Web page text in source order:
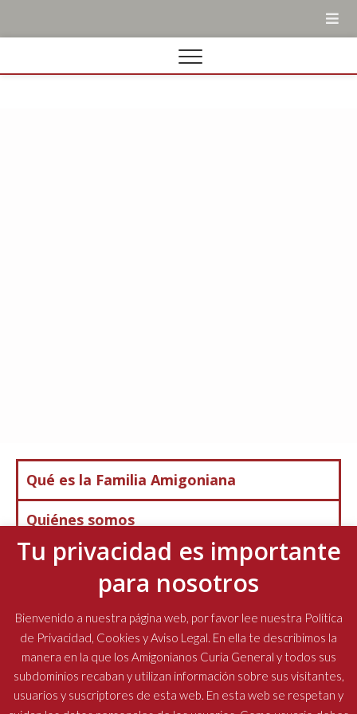
Qué es la Familia Amigoniana
Quiénes somos
Qué Hacemos
Contáctenos
Tu privacidad es importante
para nosotros
Bienvenido a nuestra página web, por favor lee nuestra Política
de Privacidad, Cookies y Aviso Legal. En ella te describimos la
manera en la que los Amigonianos Curia General y todos sus
subdominios recaban y utilizan información sobre sus visitantes,
usuarios y suscriptores de esta web. En esta web se respetan y